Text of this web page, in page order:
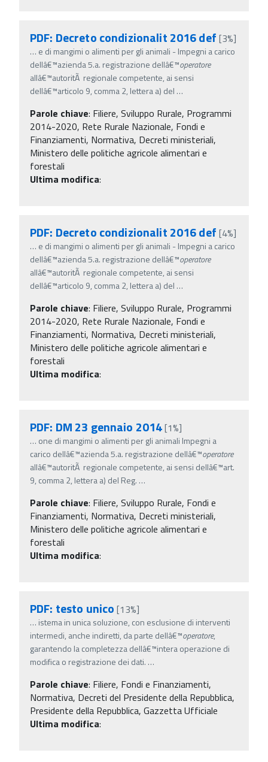
PDF: Decreto condizionalit 2016 def [3%]
… e di mangimi o alimenti per gli animali - Impegni a carico
dellâ€™azienda 5.a. registrazione dellâ€™operatore
allâ€™autoritÃ regionale competente, ai sensi
dellâ€™articolo 9, comma 2, lettera a) del …
Parole chiave: Filiere, Sviluppo Rurale, Programmi
2014-2020, Rete Rurale Nazionale, Fondi e
Finanziamenti, Normativa, Decreti ministeriali,
Ministero delle politiche agricole alimentari e
forestali
Ultima modifica:
PDF: Decreto condizionalit 2016 def [4%]
… e di mangimi o alimenti per gli animali - Impegni a carico
dellâ€™azienda 5.a. registrazione dellâ€™operatore
allâ€™autoritÃ regionale competente, ai sensi
dellâ€™articolo 9, comma 2, lettera a) del …
Parole chiave: Filiere, Sviluppo Rurale, Programmi
2014-2020, Rete Rurale Nazionale, Fondi e
Finanziamenti, Normativa, Decreti ministeriali,
Ministero delle politiche agricole alimentari e
forestali
Ultima modifica:
PDF: DM 23 gennaio 2014[1%]
… one di mangimi o alimenti per gli animali Impegni a
carico dellâ€™azienda 5.a. registrazione dellâ€™operatore
allâ€™autoritÃ regionale competente, ai sensi dellâ€™art.
9, comma 2, lettera a) del Reg. …
Parole chiave: Filiere, Sviluppo Rurale, Fondi e
Finanziamenti, Normativa, Decreti ministeriali,
Ministero delle politiche agricole alimentari e
forestali
Ultima modifica:
PDF: testo unico [13%]
… istema in unica soluzione, con esclusione di interventi
intermedi, anche indiretti, da parte dellâ€™operatore,
garantendo la completezza dellâ€™intera operazione di
modifica o registrazione dei dati. …
Parole chiave: Filiere, Fondi e Finanziamenti,
Normativa, Decreti del Presidente della Repubblica,
Presidente della Repubblica, Gazzetta Ufficiale
Ultima modifica: